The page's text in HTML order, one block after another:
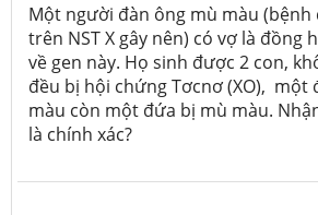
Một người đàn ông mù màu (bệnh
trên NSTX gây nên) có vợ là đồng
về gen này. Họ sinh được 2 con,
đều bị hội chứng Tơcnơ (XO),
màu còn một đứa bị mù màu.
là chính xác?